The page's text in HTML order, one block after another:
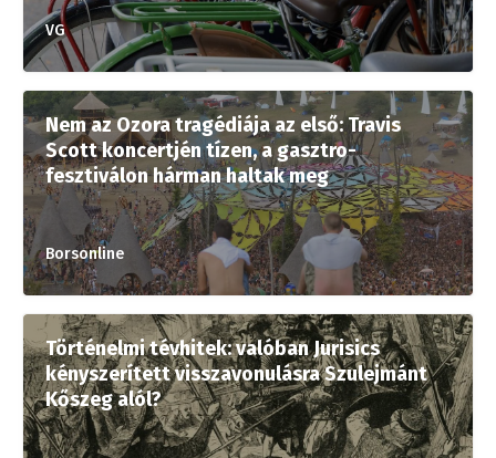
VG
Nem az Ozora tragédiája az első: Travis
Scott koncertjén tízen, a gasztro-
fesztiválon hárman haltak meg
Borsonline
Történelmi tévhitek: valóban Jurisics
kényszerített visszavonulásra Szulejmánt
Kőszeg alól?